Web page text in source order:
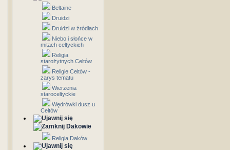
Beltaine
Druidzi
Druidzi w źródłach
Niebo i słońce w
mitach celtyckich
Religia
starożytnych Celtów
Religie Celtów -
zarys tematu
Wierzenia
staroceltyckie
Wędrówki dusz u
Celtów
Dakowie
Religia Daków